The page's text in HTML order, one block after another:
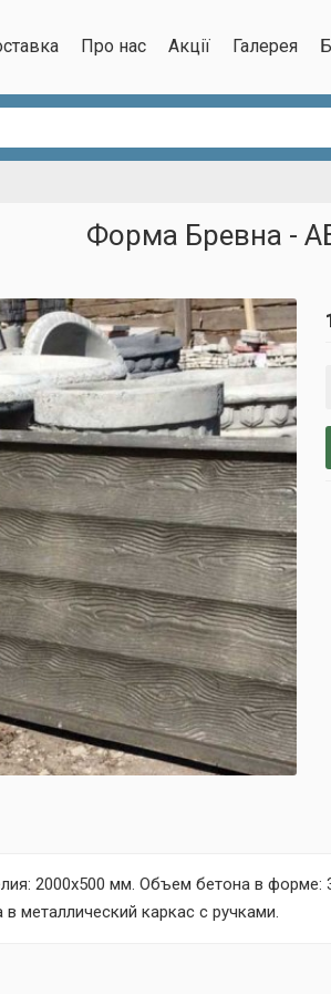
Про нас Акції Галерея
Форма Бревна -
2000х500 мм. Объем бетона в
в металлический каркас с ручками.